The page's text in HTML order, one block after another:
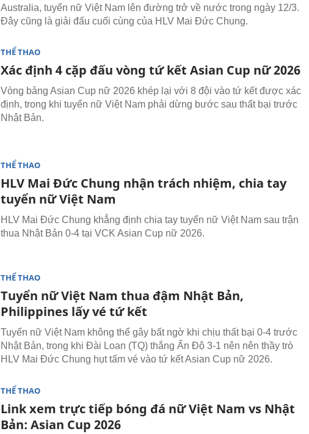
Australia, tuyển nữ Việt Nam lên đường trở về nước trong ngày 12/3.
Đây cũng là giải đấu cuối cùng của HLV Mai Đức Chung.
THỂ THAO
Xác định 4 cặp đấu vòng tứ kết Asian Cup nữ 2026
Vòng bảng Asian Cup nữ 2026 khép lại với 8 đội vào tứ kết được xác
định, trong khi tuyển nữ Việt Nam phải dừng bước sau thất bại trước
Nhật Bản.
THỂ THAO
HLV Mai Đức Chung nhận trách nhiệm, chia tay
tuyển nữ Việt Nam
HLV Mai Đức Chung khẳng định chia tay tuyển nữ Việt Nam sau trận
thua Nhật Bản 0-4 tại VCK Asian Cup nữ 2026.
THỂ THAO
Tuyển nữ Việt Nam thua đậm Nhật Bản,
Philippines lấy vé tứ kết
Tuyển nữ Việt Nam không thể gây bất ngờ khi chịu thất bại 0-4 trước
Nhật Bản, trong khi Đài Loan (TQ) thắng Ấn Độ 3-1 nên nên thầy trò
HLV Mai Đức Chung hụt tấm vé vào tứ kết Asian Cup nữ 2026.
THỂ THAO
Link xem trực tiếp bóng đá nữ Việt Nam vs Nhật
Bản: Asian Cup 2026